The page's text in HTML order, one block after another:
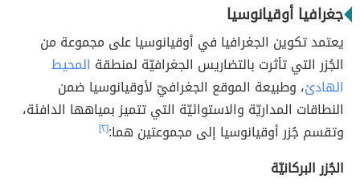
جغرافيا أوقيانوسيا
يعتمد تكوين الجغرافيا في أوقيانوسيا على مجموعة من
الجُزر التي تأثرت بالتضاريس الجغرافيّة لمنطقة المحيط
الهادئ، وطبيعة الموقع الجغرافيّ لأوقيانوسيا ضمن
النطاقات المداريّة والاستوائيّة التي تتميز بمياهها الدافئة،
وتقسم جُزر أوقيانوسيا إلى مجموعتين هما:[٢]
الجُزر البركانيّة